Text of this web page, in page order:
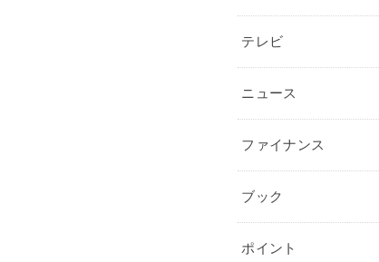
テレビ
ニュース
ファイナンス
ブック
ポイント